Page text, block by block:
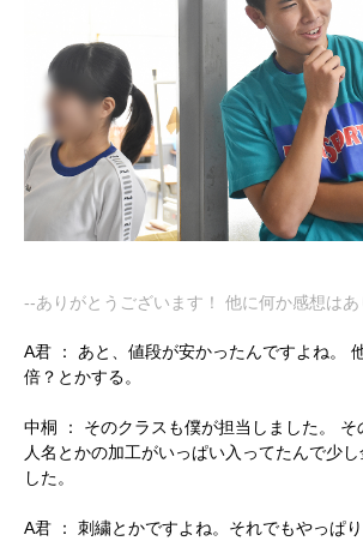
--ありがとうございます！ 他に何か感想はあ
A君 ：
あと、値段が安かったんですよね。
倍？とかする。
中桐 ： そのクラスも僕が担当しました。 そ
人名とかの加工がいっぱい入ってたんで少
した。
A君 ：
刺繍とかですよね。それでもやっぱ